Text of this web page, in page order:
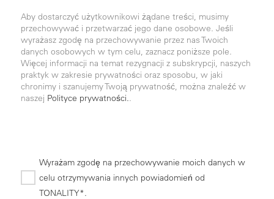
Aby dostarczyć użytkownikowi żądane treści, musimy
przechowywać i przetwarzać jego dane osobowe. Jeśli
wyrażasz zgodę na przechowywanie przez nas Twoich
danych osobowych w tym celu, zaznacz poniższe pole.
Więcej informacji na temat rezygnacji z subskrypcji, naszych
praktyk w zakresie prywatności oraz sposobu, w jaki
chronimy i szanujemy Twoją prywatność, można znaleźć w
naszej Polityce prywatności..
Wyrażam zgodę na przechowywanie moich danych w
celu otrzymywania innych powiadomień od
TONALITY*.